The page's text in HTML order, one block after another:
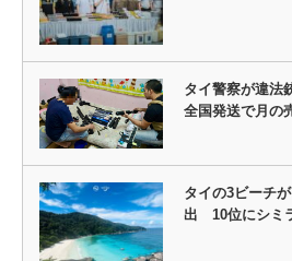
タイ警察が違法
全国発送で月の
タイの3ビーチ
出 10位にシミ